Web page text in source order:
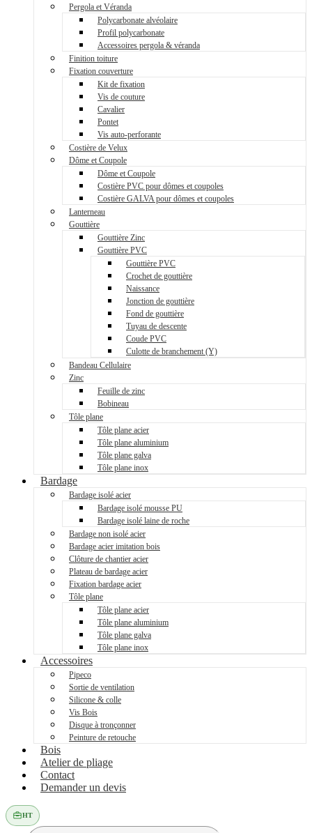
Pergola et Véranda
Polycarbonate alvéolaire
Profil polycarbonate
Accessoires pergola & véranda
Finition toiture
Fixation couverture
Kit de fixation
Vis de couture
Cavalier
Pontet
Vis auto-perforante
Costière de Velux
Dôme et Coupole
Dôme et Coupole
Costière PVC pour dômes et coupoles
Costière GALVA pour dômes et coupoles
Lanterneau
Gouttière
Gouttière Zinc
Gouttière PVC
Gouttière PVC
Crochet de gouttière
Naissance
Jonction de gouttière
Fond de gouttière
Tuyau de descente
Coude PVC
Culotte de branchement (Y)
Bandeau Cellulaire
Zinc
Feuille de zinc
Bobineau
Tôle plane
Tôle plane acier
Tôle plane aluminium
Tôle plane galva
Tôle plane inox
Bardage
Bardage isolé acier
Bardage isolé mousse PU
Bardage isolé laine de roche
Bardage non isolé acier
Bardage acier imitation bois
Clôture de chantier acier
Plateau de bardage acier
Fixation bardage acier
Tôle plane
Tôle plane acier
Tôle plane aluminium
Tôle plane galva
Tôle plane inox
Accessoires
Pipeco
Sortie de ventilation
Silicone & colle
Vis Bois
Disque à tronçonner
Peinture de retouche
Bois
Atelier de pliage
Contact
Demander un devis
HT